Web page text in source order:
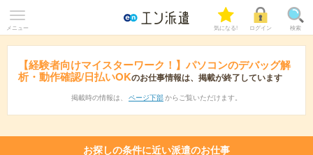
メニュー 気になる! ログイン 検索
【経験者向けマイスターワーク！】パソコンのデバッグ解
析・動作確認/日払いOKのお仕事情報は、掲載が終了しています
掲載時の情報は、 ページ下部 からご覧いただけます。
お探しの条件に近い派遣のお仕事